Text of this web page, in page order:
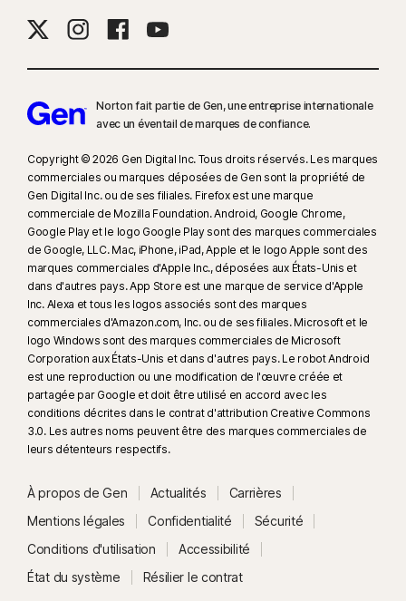
Norton fait partie de Gen, une entreprise internationale
avec un éventail de marques de confiance.​
Copyright © 2026 Gen Digital Inc. Tous droits réservés. Les marques
commerciales ou marques déposées de Gen sont la propriété de
Gen Digital Inc. ou de ses filiales. Firefox est une marque
commerciale de Mozilla Foundation. Android, Google Chrome,
Google Play et le logo Google Play sont des marques commerciales
de Google, LLC. Mac, iPhone, iPad, Apple et le logo Apple sont des
marques commerciales d'Apple Inc., déposées aux États-Unis et
dans d'autres pays. App Store est une marque de service d'Apple
Inc. Alexa et tous les logos associés sont des marques
commerciales d'Amazon.com, Inc. ou de ses filiales. Microsoft et le
logo Windows sont des marques commerciales de Microsoft
Corporation aux États-Unis et dans d'autres pays. Le robot Android
est une reproduction ou une modification de l'œuvre créée et
partagée par Google et doit être utilisé en accord avec les
conditions décrites dans le contrat d'attribution Creative Commons
3.0. Les autres noms peuvent être des marques commerciales de
leurs détenteurs respectifs.
À propos de Gen Actualités
Carrières
Mentions légales
Confidentialité
Sécurité
Conditions d'utilisation
Accessibilité
État du système
Résilier le contrat